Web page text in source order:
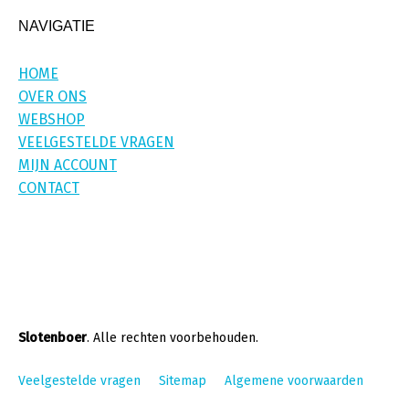
NAVIGATIE
HOME
OVER ONS
WEBSHOP
VEELGESTELDE VRAGEN
MIJN ACCOUNT
CONTACT
Slotenboer. Alle rechten voorbehouden.
Veelgestelde vragen Sitemap Algemene voorwaarden